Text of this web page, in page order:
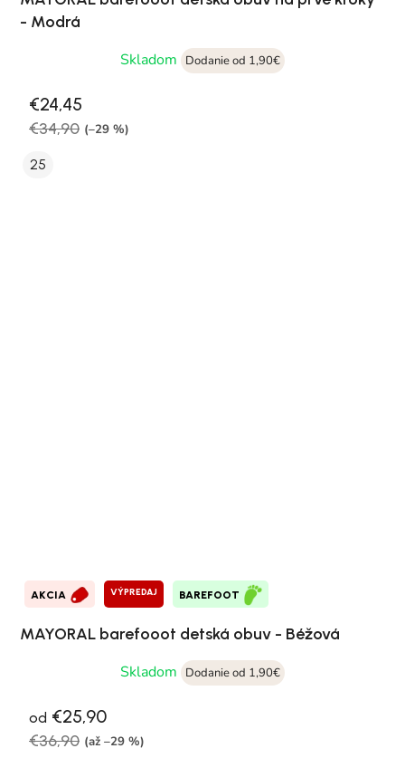
- Modrá
Skladom
Dodanie od 1,90€
€24,45
€34,90 (–29 %)
25
AKCIA VÝPREDAJ BAREFOOT
MAYORAL barefooot detská obuv - Béžová
Skladom
Dodanie od 1,90€
od €25,90
€36,90 (až –29 %)